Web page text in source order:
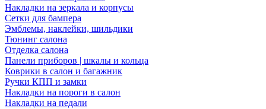
Накладки на зеркала и корпусы
Сетки для бампера
Эмблемы, наклейки, шильдики
Тюнинг салона
Отделка салона
Панели приборов | шкалы и кольца
Коврики в салон и багажник
Ручки КПП и замки
Накладки на пороги в салон
Накладки на педали